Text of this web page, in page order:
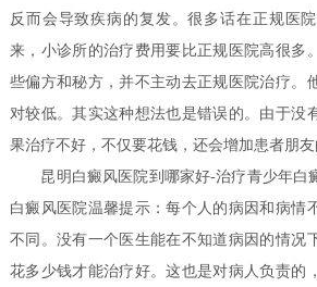
反而会导致疾病的复发。很多话在正规医
来，小诊所的治疗费用要比正规医院高很多
些偏方和秘方，并不主动去正规医院治疗。
对较低。其实这种想法也是错误的。由于没
果治疗不好，不仅要花钱，还会增加患者朋友
昆明白癜风医院到哪家好-治疗青少年白
白癜风医院温馨提示：每个人的病因和病情
不同。没有一个医生能在不知道病因的情况
花多少钱才能治疗好。这也是对病人负责的